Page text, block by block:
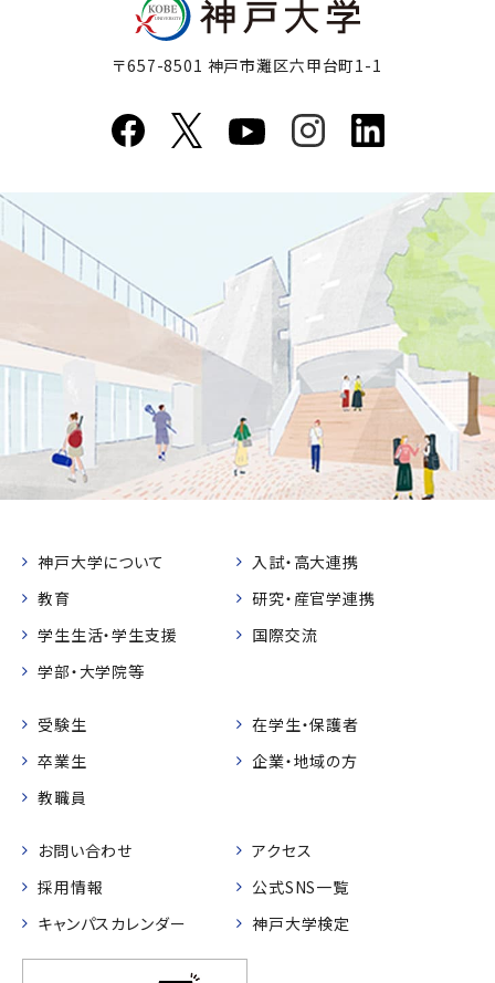
〒657-8501 神戸市灘区六甲台町1-1
神戸大学について
入試・高大連携
教育
研究・産官学連携
学生生活・学生支援
国際交流
学部・大学院等
受験生
在学生・保護者
卒業生
企業・地域の方
教職員
お問い合わせ
アクセス
採用情報
公式SNS一覧
キャンパスカレンダー
神戸大学検定